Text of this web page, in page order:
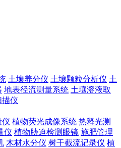
土壤养分仪 土壤颗粒分析仪 土
地表径流测量系统 土壤溶液取
描仪
仪 植物荧光成像系统 热释光测
仪 植物胁迫检测眼镜 施肥管理
木材水分仪 树干截流记录仪 植